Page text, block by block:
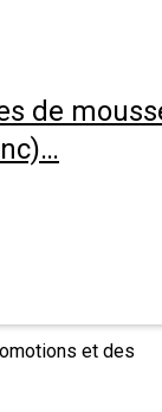
de
et des